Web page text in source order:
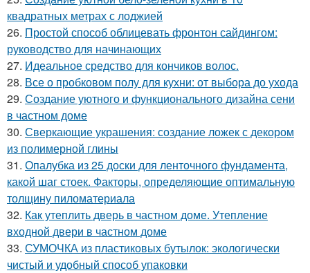
квадратных метрах с лоджией
26. Простой способ облицевать фронтон сайдингом:
руководство для начинающих
27. Идеальное средство для кончиков волос.
28. Все о пробковом полу для кухни: от выбора до ухода
29. Создание уютного и функционального дизайна сени
в частном доме
30. Сверкающие украшения: создание ложек с декором
из полимерной глины
31. Опалубка из 25 доски для ленточного фундамента,
какой шаг стоек. Факторы, определяющие оптимальную
толщину пиломатериала
32. Как утеплить дверь в частном доме. Утепление
входной двери в частном доме
33. СУМОЧКА из пластиковых бутылок: экологически
чистый и удобный способ упаковки